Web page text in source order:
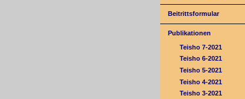
Beitrittsformular
Publikationen
Teisho 7-2021
Teisho 6-2021
Teisho 5-2021
Teisho 4-2021
Teisho 3-2021